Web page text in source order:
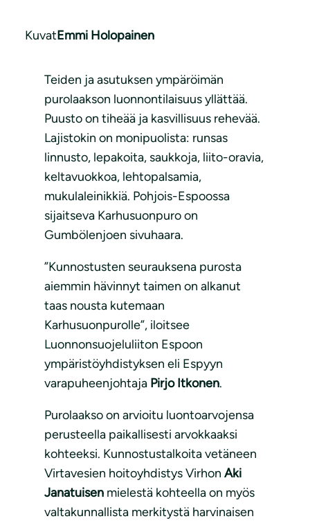
KuvatEmmi Holopainen
Teiden ja asutuksen ympäröimän
purolaakson luonnontilaisuus yllättää.
Puusto on tiheää ja kasvillisuus rehevää.
Lajistokin on monipuolista: runsas
linnusto, lepakoita, saukkoja, liito-oravia,
keltavuokkoa, lehtopalsamia,
mukulaleinikkiä. Pohjois-Espoossa
sijaitseva Karhusuonpuro on
Gumbölenjoen sivuhaara.
”Kunnostusten seurauksena purosta
aiemmin hävinnyt taimen on alkanut
taas nousta kutemaan
Karhusuonpurolle”, iloitsee
Luonnonsuojeluliiton Espoon
ympäristöyhdistyksen eli Espyyn
varapuheenjohtaja Pirjo Itkonen.
Purolaakso on arvioitu luontoarvojensa
perusteella paikallisesti arvokkaaksi
kohteeksi. Kunnostustalkoita vetäneen
Virtavesien hoitoyhdistys Virhon Aki
Janatuisen mielestä kohteella on myös
valtakunnallista merkitystä harvinaisen